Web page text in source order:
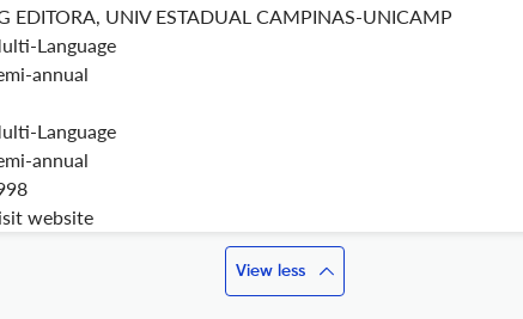
EDITORA, UNIV ESTADUAL CAMPINAS-UNICAMP
Language
annual
Language
annual
website
View less